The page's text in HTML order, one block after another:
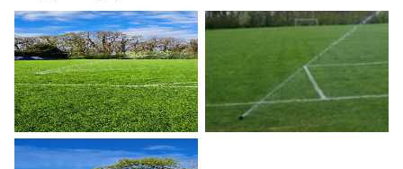
Pokaż
zdjęcie